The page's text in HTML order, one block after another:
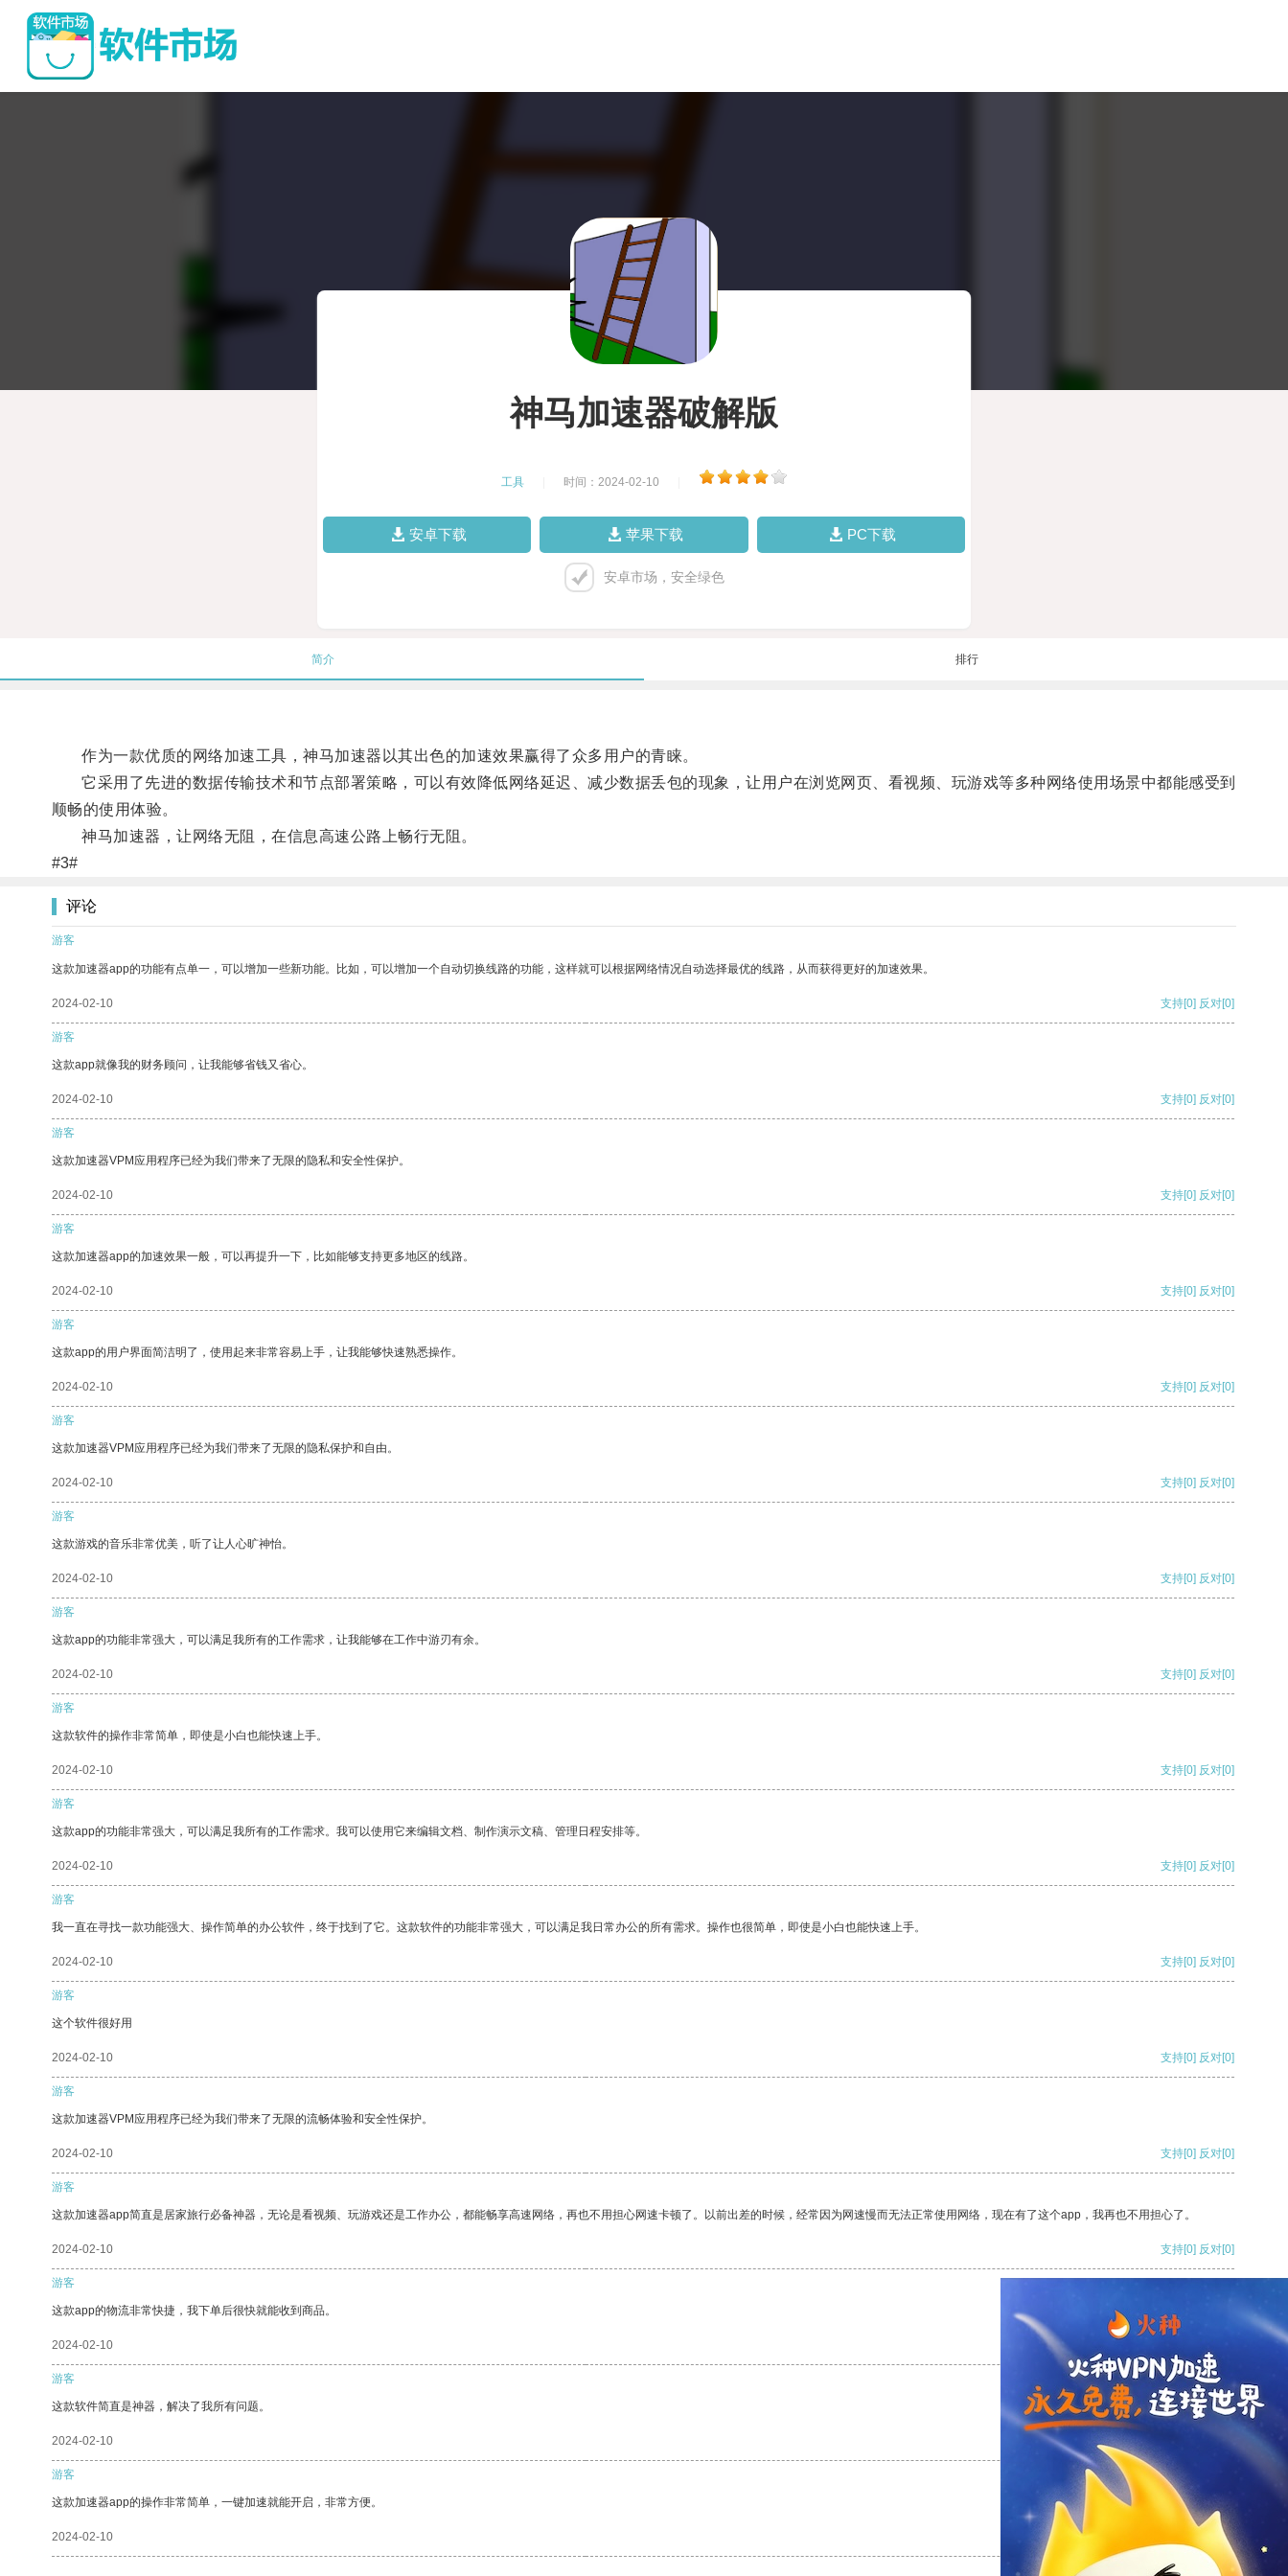
神马加速器破解版
工具 时间：2024-02-10
安卓下载 苹果下载 PC下载
安卓市场，安全绿色
简介 排行
作为一款优质的网络加速工具，神马加速器以其出色的加速效果赢得了众多用户的青睐。
它采用了先进的数据传输技术和节点部署策略，可以有效降低网络延迟、减少数据丢包的现象，让用户在浏览网页、看视频、玩游戏等多种网络使用场景中都能感受到
顺畅的使用体验。
神马加速器，让网络无阻，在信息高速公路上畅行无阻。
#3#
评论
游客
这款加速器app的功能有点单一，可以增加一些新功能。比如，可以增加一个自动切换线路的功能，这样就可以根据网络情况自动选择最优的线路，从而获得更好的加速效果。
2024-02-10 支持[0] 反对[0]
游客
这款app就像我的财务顾问，让我能够省钱又省心。
2024-02-10 支持[0] 反对[0]
游客
这款加速器VPM应用程序已经为我们带来了无限的隐私和安全性保护。
2024-02-10 支持[0] 反对[0]
游客
这款加速器app的加速效果一般，可以再提升一下，比如能够支持更多地区的线路。
2024-02-10 支持[0] 反对[0]
游客
这款app的用户界面简洁明了，使用起来非常容易上手，让我能够快速熟悉操作。
2024-02-10 支持[0] 反对[0]
游客
这款加速器VPM应用程序已经为我们带来了无限的隐私保护和自由。
2024-02-10 支持[0] 反对[0]
游客
这款游戏的音乐非常优美，听了让人心旷神怡。
2024-02-10 支持[0] 反对[0]
游客
这款app的功能非常强大，可以满足我所有的工作需求，让我能够在工作中游刃有余。
2024-02-10 支持[0] 反对[0]
游客
这款软件的操作非常简单，即使是小白也能快速上手。
2024-02-10 支持[0] 反对[0]
游客
这款app的功能非常强大，可以满足我所有的工作需求。我可以使用它来编辑文档、制作演示文稿、管理日程安排等。
2024-02-10 支持[0] 反对[0]
游客
我一直在寻找一款功能强大、操作简单的办公软件，终于找到了它。这款软件的功能非常强大，可以满足我日常办公的所有需求。操作也很简单，即使是小白也能快速上手。
2024-02-10 支持[0] 反对[0]
游客
这个软件很好用
2024-02-10 支持[0] 反对[0]
游客
这款加速器VPM应用程序已经为我们带来了无限的流畅体验和安全性保护。
2024-02-10 支持[0] 反对[0]
游客
这款加速器app简直是居家旅行必备神器，无论是看视频、玩游戏还是工作办公，都能畅享高速网络，再也不用担心网速卡顿了。以前出差的时候，经常因为网速慢而无法正常使用网络，现在有了这个app，我再也不用担心了。
2024-02-10 支持[0] 反对[0]
游客
这款app的物流非常快捷，我下单后很快就能收到商品。
2024-02-10
游客
这款软件简直是神器，解决了我所有问题。
2024-02-10 反对
游客
这款加速器app的操作非常简单，一键加速就能开启，非常方便。
2024-02-10 反对[0]